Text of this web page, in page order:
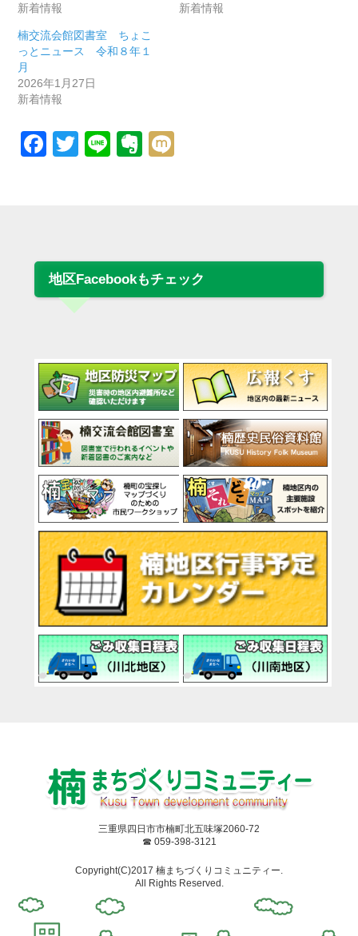
新着情報
新着情報
楠交流会館図書室 ちょこ
っとニュース 令和８年１
月
2026年1月27日
新着情報
Facebook
Twitter
LineEvernote
地区Facebookもチェック
三重県四日市市楠町北五味塚2060-72
☎ 059-398-3121
Copyright(C)2017 楠まちづくりコミュニティー.
All Rights Reserved.